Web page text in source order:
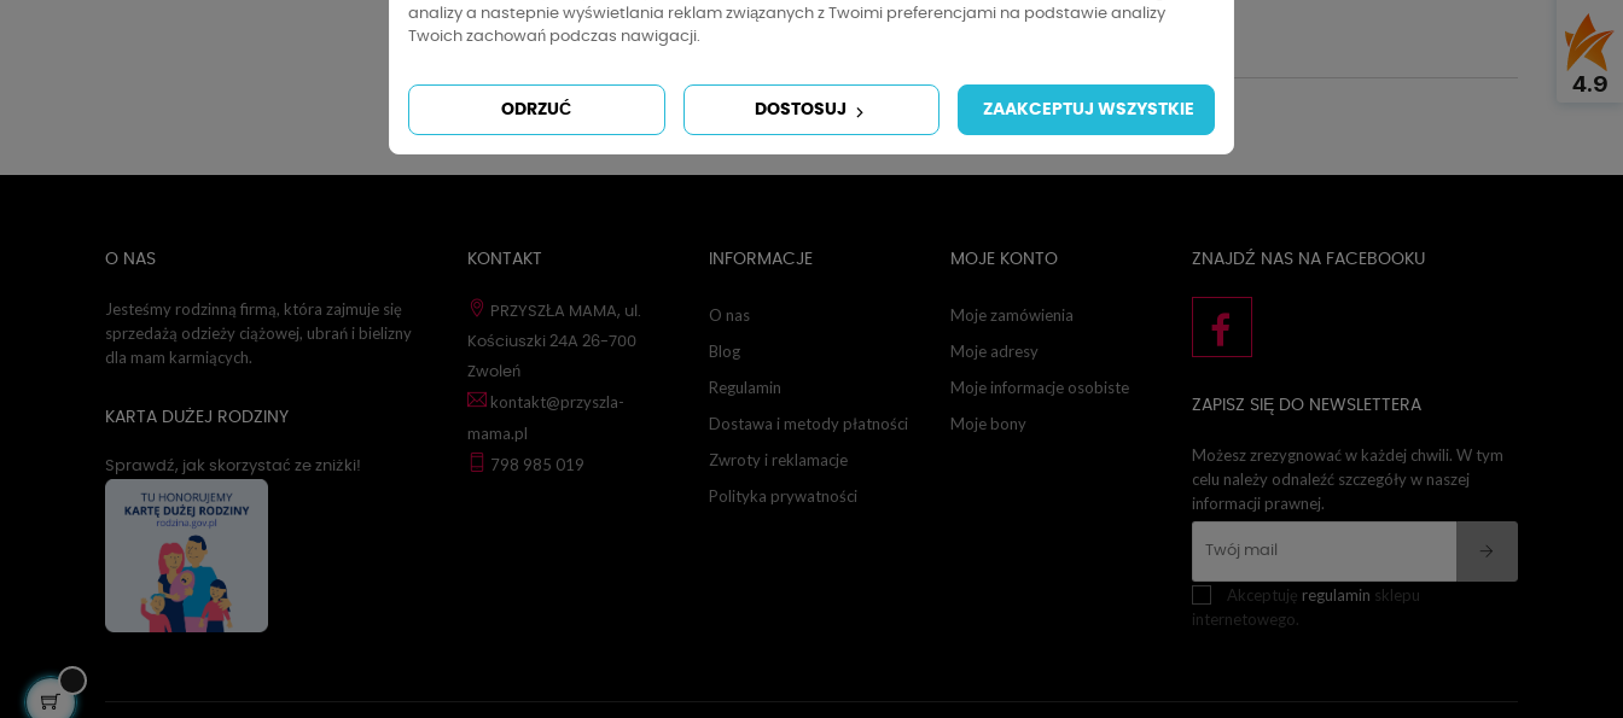
Podkategorie
4.9
O NAS
Jesteśmy rodzinną firmą, która zajmuje się
sprzedażą odzieży ciążowej, ubrań i bielizny
dla mam karmiących.
KARTA DUŻEJ RODZINY
Sprawdź, jak skorzystać ze zniżki!
KONTAKT
PRZYSZŁA MAMA, ul.
Kościuszki 24A 26-700
Zwoleń
kontakt@przyszla-
mama.pl
798 985 019
INFORMACJE
O nas
Blog
Regulamin
Dostawa i metody płatności
Zwroty i reklamacje
Polityka prywatności
MOJE KONTO
Moje zamówienia
Moje adresy
Moje informacje osobiste
Moje bony
ZNAJDŹ NAS NA FACEBOOKU
ZAPISZ SIĘ DO NEWSLETTERA
Możesz zrezygnować w każdej chwili. W tym
celu należy odnaleźć szczegóły w naszej
informacji prawnej.
Akceptuję regulamin sklepu
internetowego.
analizy a nastepnie wyświetlania reklam związanych z Twoimi preferencjami na podstawie analizy
Twoich zachowań podczas nawigacji.
ODRZUĆ DOSTOSUJ ZAAKCEPTUJ WSZYSTKIE